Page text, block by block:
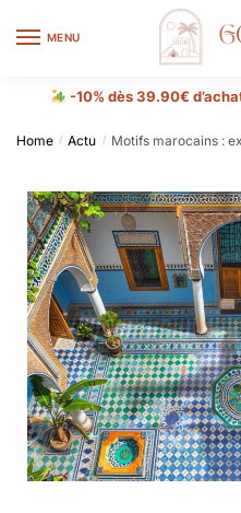
MENU
-10% dès 39.90€
Home / Actu / Motifs marocains :